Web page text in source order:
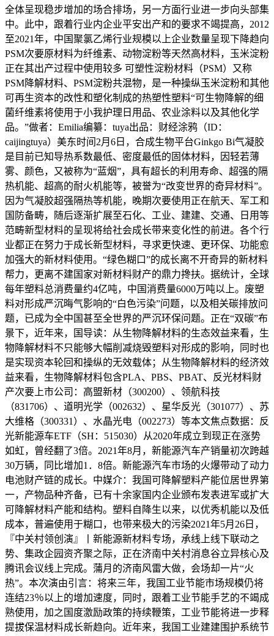
全体呈现稳步增加的场合排场，另一方面行业进一步向头部集
中。此中，跟着行业内企业平安出产和的要求不竭提高，2012
至2021年，中国聚氯乙烯行业规模以上企业数量呈现下降趋向
PSM次要原材料为纤维素、动物淀粉等天然高材料，玉米淀粉
正在其出产过程中使用较多 可塑性淀粉材料（PSM）又称
PSM降解材料、PSM淀粉共混物，是一种操纵玉米淀粉和其他
可再生资本的改性和塑化制成的热塑性塑料“可生物降解的细
菌纤维素将使用于小我护理日用品、农业涂料以及其他化学
品。”做者：Emilia编纂：tuya出品：财经涂鸦（ID：
caijingtuya）美东时间2月6日，合成生物平台Ginkgo Bi气凝胶
是目前已知导热系数最低、密度最低的固体材料，因轻若薄
雾、颜色，又被称为“蓝烟”，具有超长的利用寿命、超强的隔
热机能、超高的耐火机能等，被誉为“改变世界的奇异材料”。
因为气凝胶超强隔热等机能，晚期次要使用正在航天、军工和
国防备畴，随后逐渐扩展至石化、工业、建建、交通、日用等
范畴新型材料的呈现将给社会成长带来变化性的前进。各个行
业都正在努力于成长新型材料，寻求更快速、更环保、功能愈
加强大的新材料使用。“绿色糊口”的成长离不开奇异的新材料
帮力，更离不建国家对新材料财产的鼎力搀扶。据统计，全球
每年塑料总消费量约4亿吨，中国消费量6000万吨以上。废塑
料对形成严沉晦气影响的“白色污染”问题，以及相关碳排放问
题，已成为全中国甚至全世界的严沉环保问题。正在“双碳”布
景下，近年来，国导读：从生物降解材料的生态效益来看，生
物降解材料不只能够大幅削减烧毁塑料对形成的影响，同时也
是实现资本轮回和操纵的无效载体；从生物降解材料的经济效
益来看，生物降解材料包含PLA、PBS、PBAT、反光材料财
产次要上市公司：高盟新材（300200）、领航科技
（831706）、道明光学（002632）、星华反光（301077）、苏
大维格（300331）、水晶光电（002273）等本文焦点数据：反
光新能源车ETF（SH：515030）从2020年成立到现正在涨势
如虹，曾经翻了3倍。2021年8月，新能源汽车产销量初次跨越
30万辆，同比增加1．8倍。新能源汽车市场的火爆带动了动力
电池财产链的成长。中媒介：我国可降解塑料产能位居世界第
一，产物品种齐备，已有十余家国内企业颁布发表进军或扩大
可降解材料产能和结构。塑料自降生以来，以优秀机能以及低
成本，普遍使用于糊口，也带来极大的污染2021年5月26日，
『中关村领创演』丨新能源新材料专场，承线上线下联动之
势、集政企园资齐聚之际，正在济南中关村消息谷立异核心及
腾讯会议线上完成。蒲月的济南风雷大做，会场却一片“火
热”。本次演由引言：将来三年，我国工业节能市场规模仍将
连结23％以上的增加速度，同时，跟着工业节能手艺的不竭成
熟使用，加之国度激励政策的持续鞭策，工业节能将进一步释
提拔保温材料成长新趋向。近年来，我国工业建建围护系统节